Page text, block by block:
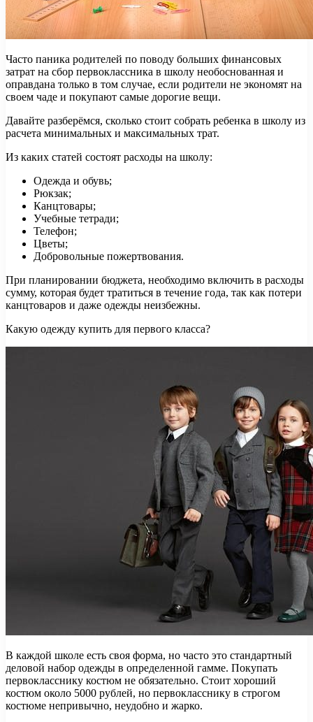
Часто паника родителей по поводу больших финансовых
затрат на сбор первоклассника в школу необоснованная и
оправдана только в том случае, если родители не экономят на
своем чаде и покупают самые дорогие вещи.
Давайте разберёмся, сколько стоит собрать ребенка в школу из
расчета минимальных и максимальных трат.
Из каких статей состоят расходы на школу:
Одежда и обувь;
Рюкзак;
Канцтовары;
Учебные тетради;
Телефон;
Цветы;
Добровольные пожертвования.
При планировании бюджета, необходимо включить в расходы
сумму, которая будет тратиться в течение года, так как потери
канцтоваров и даже одежды неизбежны.
Какую одежду купить для первого класса?
В каждой школе есть своя форма, но часто это стандартный
деловой набор одежды в определенной гамме. Покупать
первокласснику костюм не обязательно. Стоит хороший
костюм около 5000 рублей, но первокласснику в строгом
костюме непривычно, неудобно и жарко.